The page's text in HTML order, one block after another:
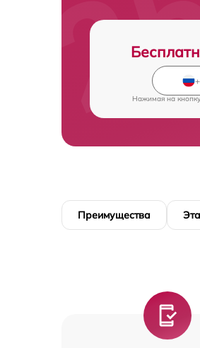
Нажимая на
Преимущества